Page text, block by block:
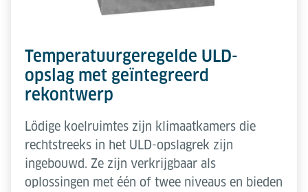
Temperatuurgeregelde ULD-
opslag met geïntegreerd
rekontwerp
Lödige koelruimtes zijn klimaatkamers die
rechtstreeks in het ULD-opslagrek zijn
ingebouwd. Ze zijn verkrijgbaar als
oplossingen met één of twee niveaus en bieden